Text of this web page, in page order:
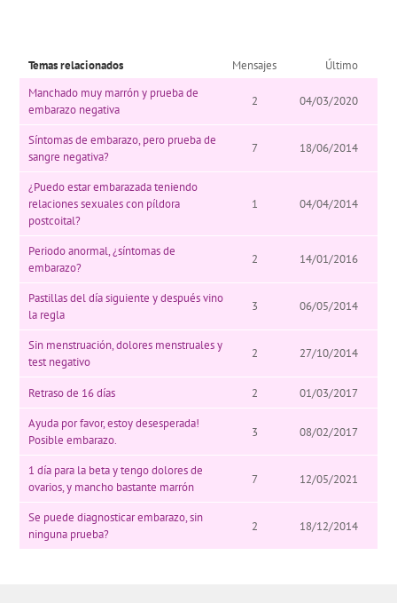
Temas relacionados Mensajes
Último
Manchado muy marrón y prueba de
embarazo negativa
2 04/03/2020
Síntomas de embarazo, pero prueba de
sangre negativa?
7 18/06/2014
¿Puedo estar embarazada teniendo
relaciones sexuales con píldora
postcoital?
1 04/04/2014
Periodo anormal, ¿síntomas de
embarazo?
2 14/01/2016
Pastillas del día siguiente y después vino
la regla
3 06/05/2014
Sin menstruación, dolores menstruales y
test negativo
2 27/10/2014
Retraso de 16 días 2
01/03/2017
Ayuda por favor, estoy desesperada!
Posible embarazo.
3 08/02/2017
1 día para la beta y tengo dolores de
ovarios, y mancho bastante marrón
7 12/05/2021
Se puede diagnosticar embarazo, sin
ninguna prueba?
2 18/12/2014